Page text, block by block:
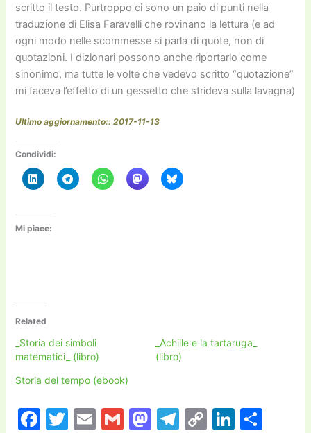
scritto il testo. Purtroppo ci sono un paio di punti nella
traduzione di Elisa Faravelli che rovinano la lettura (e ad
ogni modo nelle scommesse si parla di quote, non di
quotazioni. I dizionari possono anche riportarlo come
sinonimo, ma tutte le volte che vedevo scritto “quotazione”
mi faceva l’effetto di un gessetto che strideva sulla lavagna)
Ultimo aggiornamento:: 2017-11-13
Condividi:
Mi piace:
Related
_Storia dei simboli
matematici_ (libro)
_Achille e la tartaruga_
(libro)
Storia del tempo (ebook)
F
T
E
G
M T
C
Li